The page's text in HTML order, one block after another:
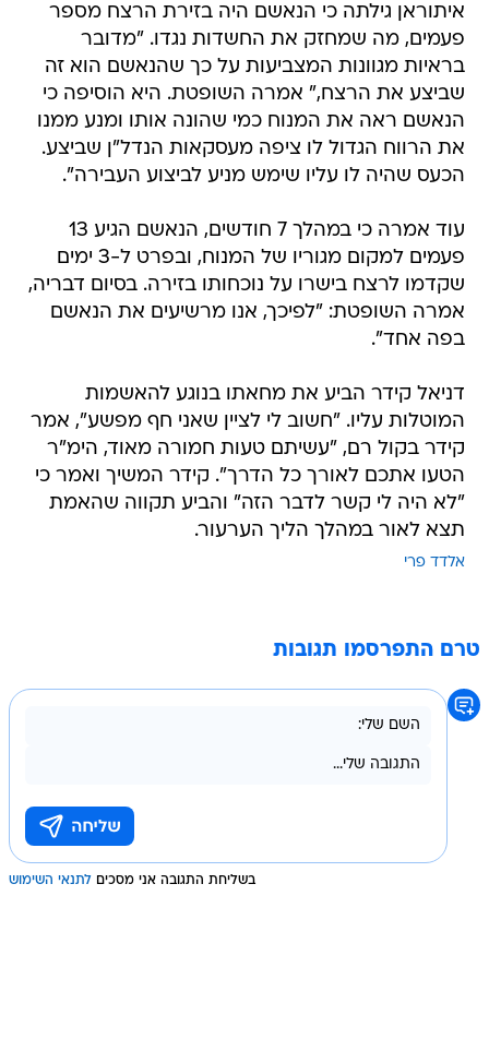
איתוראן גילתה כי הנאשם היה בזירת הרצח מספר
פעמים, מה שמחזק את החשדות נגדו. "מדובר
בראיות מגוונות המצביעות על כך שהנאשם הוא זה
שביצע את הרצח," אמרה השופטת. היא הוסיפה כי
הנאשם ראה את המנוח כמי שהונה אותו ומנע ממנו
את הרווח הגדול לו ציפה מעסקאות הנדל"ן שביצע.
הכעס שהיה לו עליו שימש מניע לביצוע העבירה".
עוד אמרה כי במהלך 7 חודשים, הנאשם הגיע 13
פעמים למקום מגוריו של המנוח, ובפרט ל-3 ימים
שקדמו לרצח בישרו על נוכחותו בזירה. בסיום דבריה,
אמרה השופטת: "לפיכך, אנו מרשיעים את הנאשם
בפה אחד".
דניאל קידר הביע את מחאתו בנוגע להאשמות
המוטלות עליו. "חשוב לי לציין שאני חף מפשע", אמר
קידר בקול רם, "עשיתם טעות חמורה מאוד, הימ"ר
הטעו אתכם לאורך כל הדרך". קידר המשיך ואמר כי
"לא היה לי קשר לדבר הזה" והביע תקווה שהאמת
תצא לאור במהלך הליך הערעור.
אלדד פרי
טרם התפרסמו תגובות
בשליחת התגובה אני מסכים לתנאי השימוש